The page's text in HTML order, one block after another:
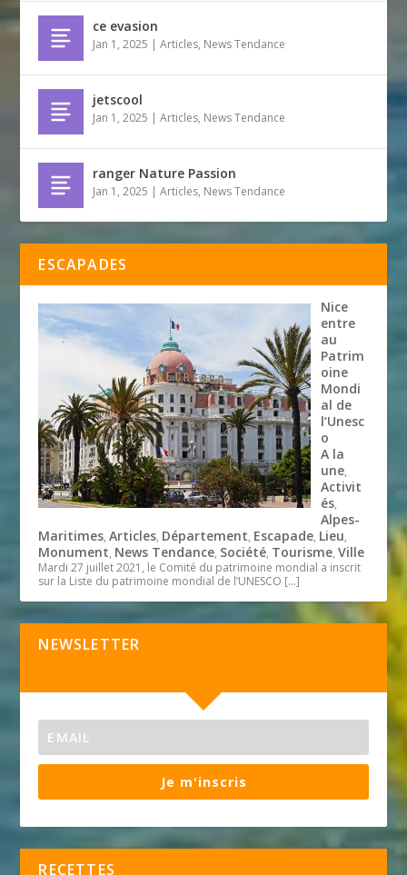
ce evasion
Jan 1, 2025 |Articles, News Tendance
jetscool
Jan 1, 2025 |Articles, News Tendance
ranger Nature Passion
Jan 1, 2025 |Articles, News Tendance
ESCAPADES
Nice
entre
au
Patrim
oine
Mondi
al de
l’Unesc
o
A la
une,
Activit
és,
Alpes-
Maritimes,Articles, Département, Escapade, Lieu,
Monument, News Tendance, Société, Tourisme,Ville
Mardi 27 juillet 2021, le Comité du patrimoine mondial a inscrit
sur la Liste du patrimoine mondial de l’UNESCO […]
NEWSLETTER
Je m'inscris
RECETTES